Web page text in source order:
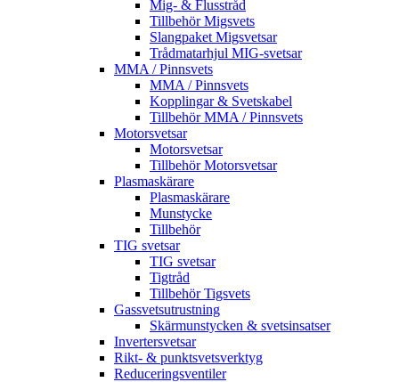
Mig- & Flusstråd
Tillbehör Migsvets
Slangpaket Migsvetsar
Trådmatarhjul MIG-svetsar
MMA / Pinnsvets
MMA / Pinnsvets
Kopplingar & Svetskabel
Tillbehör MMA / Pinnsvets
Motorsvetsar
Motorsvetsar
Tillbehör Motorsvetsar
Plasmaskärare
Plasmaskärare
Munstycke
Tillbehör
TIG svetsar
TIG svetsar
Tigtråd
Tillbehör Tigsvets
Gassvetsutrustning
Skärmunstycken & svetsinsatser
Invertersvetsar
Rikt- & punktsvetsverktyg
Reduceringsventiler